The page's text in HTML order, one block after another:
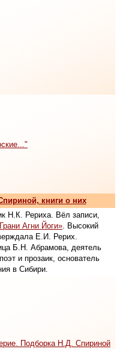
книги о них
Н.К. Рериха. Вёл записи,
Агни Йоги» . Высокий
Е.И. Рерих.
Б.Н. Абрамова, деятель
и прозаик, основатель
в Сибири.
Подборка Н.Д. Спириной